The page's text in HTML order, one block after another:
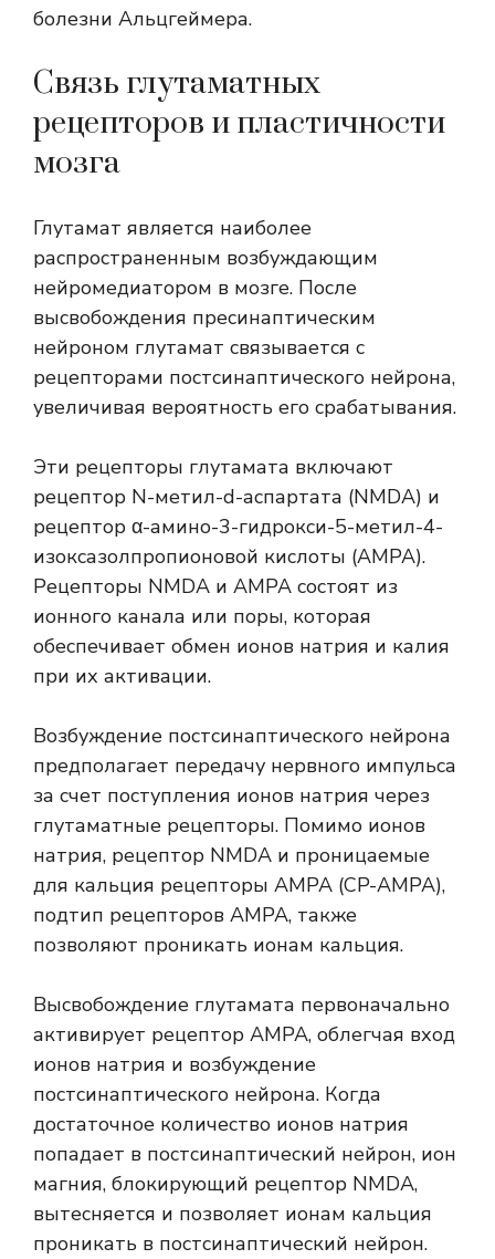
болезни Альцгеймера.
Связь глутаматных
рецепторов и пластичности
мозга
Глутамат является наиболее
распространенным возбуждающим
нейромедиатором в мозге. После
высвобождения пресинаптическим
нейроном глутамат связывается с
рецепторами постсинаптического нейрона,
увеличивая вероятность его срабатывания.
Эти рецепторы глутамата включают
рецептор N-метил-d-аспартата (NMDA) и
рецептор α-амино-3-гидрокси-5-метил-4-
изоксазолпропионовой кислоты (АМРА).
Рецепторы NMDA и AMPA состоят из
ионного канала или поры, которая
обеспечивает обмен ионов натрия и калия
при их активации.
Возбуждение постсинаптического нейрона
предполагает передачу нервного импульса
за счет поступления ионов натрия через
глутаматные рецепторы. Помимо ионов
натрия, рецептор NMDA и проницаемые
для кальция рецепторы AMPA (CP-AMPA),
подтип рецепторов AMPA, также
позволяют проникать ионам кальция.
Высвобождение глутамата первоначально
активирует рецептор AMPA, облегчая вход
ионов натрия и возбуждение
постсинаптического нейрона. Когда
достаточное количество ионов натрия
попадает в постсинаптический нейрон, ион
магния, блокирующий рецептор NMDA,
вытесняется и позволяет ионам кальция
проникать в постсинаптический нейрон.